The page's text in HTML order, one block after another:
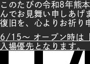
このたびの令和8年熊
んでお見舞い申しあげ
復旧を、心よりお祈り
6/15～ オープン時は
入場優先となります。